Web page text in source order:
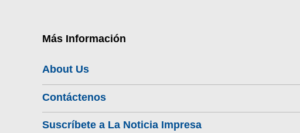
Más Información
About Us
Contáctenos
Suscríbete a La Noticia Impresa